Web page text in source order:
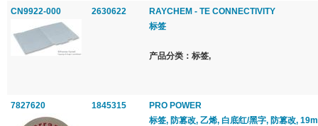
CN9922-000 2630622
RAYCHEM - TE CONNECTIVITY
标签
产品分类：标签,
7827620 1845315
PRO POWER
标签, 防篡改, 乙烯, 白底红/黑字, 防篡改,